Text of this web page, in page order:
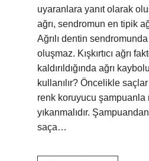
uyaranlara yanıt olarak
ağrı, sendromun en tipik
Ağrılı dentin
oluşmaz. Kışkırtıcı ağrı
kaldırıldığında ağrı
kullanılır? Öncelikle
renk koruyucu şampuanla
yıkanmalıdır.
saça…